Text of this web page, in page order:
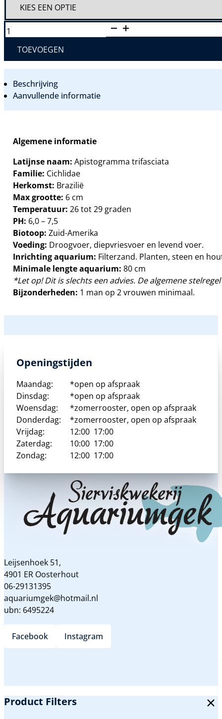
APISTOGRAMMA
TRIFASCIATA
TOEVOEGEN
Beschrijving
Aanvullende informatie
Algemene informatie
Latijnse naam: Apistogramma trifasciata
Familie: Cichlidae
Herkomst: Brazilië
Max grootte: 6 cm
Temperatuur: 26 tot 29 graden
PH: 6,0 – 7,5
Biotoop: Zuid-Amerika
Voeding: Droogvoer, diepvriesvoer en levend voer.
Inrichting aquarium: Filterzand. Planten, steen en
Minimale lengte aquarium: 80 cm
*Let op! Dit is slechts een advies. De algemene
Bijzonderheden: 1 man op 2 vrouwen minimaal.
Leijsenhoek 51,
4901 ER Oosterhout
06-29131395
aquariumgek@hotmail.nl
ubn: 6495224
Facebook Instagram
Openingstijden
Maandag:
*open op afspraak
Dinsdag:
*open op afspraak
Woensdag:
*zomerrooster, open op afspraak
Donderdag:
*zomerrooster, open op afspraak
Vrijdag:
12:00 17:00
Zaterdag:
10:00 17:00
Zondag:
12:00 17:00
Product Filters